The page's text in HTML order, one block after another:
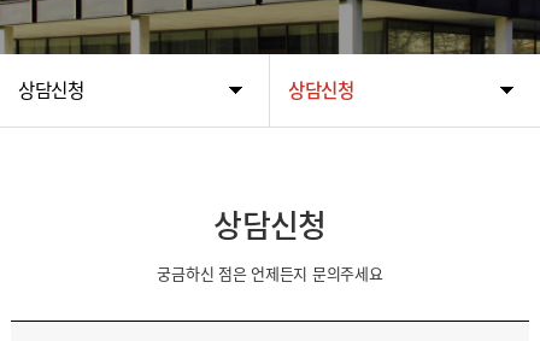
상담신청 상담신청
상담신청
궁금하신 점은 언제든지 문의주세요